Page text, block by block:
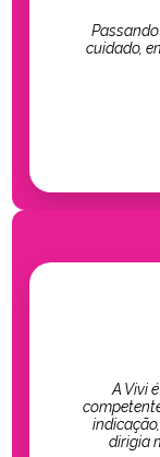
cuidado,
A Vivi
dirigia